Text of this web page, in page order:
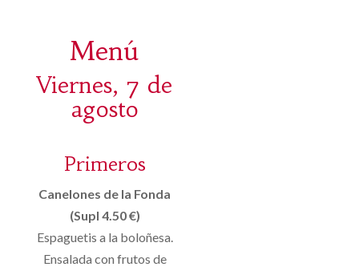
Menú
Viernes, 7 de
agosto
Primeros
Canelones de la Fonda
(Supl 4.50 €)
Espaguetis a la boloñesa.
Ensalada con frutos de